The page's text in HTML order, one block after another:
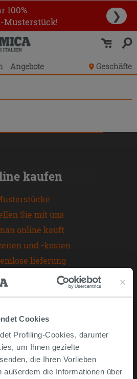
Cookies
Profiling-Cookies, darunter
um Ihnen gezielte
die Ihren Vorlieben
außerdem die Informationen über
100%
Musterstück!
❯
Angebote Geschäfte
kaufen
Sie mit uns
online kauft
und -kosten
lieferung
gestellte Fragen
Über uns
Sie uns
Impressum